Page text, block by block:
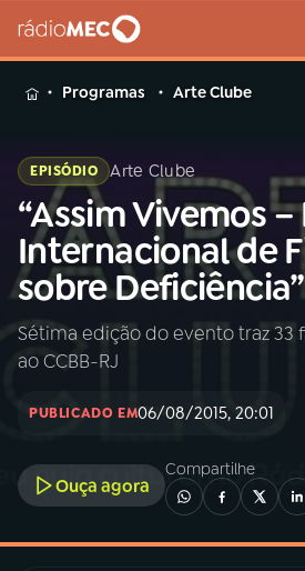
MENU
Buscar
na
Rádio
MEC
Buscar
Início
INÍCIO
A RÁDIO
03PROGRAMAÇÃO
Programas Arte Clube
EPISÓDIO Arte Clube
“Assim Vivemos
Internacional de
sobre
Sétima edição do evento traz 33
ao CCBB-RJ
PUBLICADO EM06/08/2015, 20:01
Ouça agora
Compartilhe